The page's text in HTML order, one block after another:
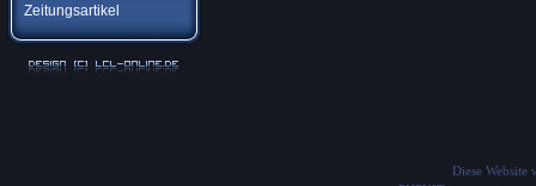
Zeitungsartikel
Diese Website